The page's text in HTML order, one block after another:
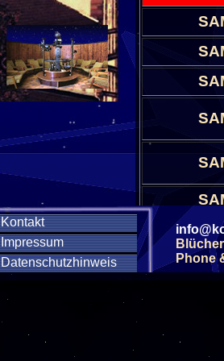
Kontakt
Impressum
Datenschutzhinweis
Phone